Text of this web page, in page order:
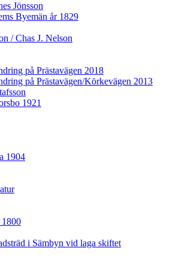
Jönsson
Byemän år 1829
/ Chas J. Nelson
på Prästavägen 2018
på Prästavägen/Körkevägen 2013
1921
1904
i Sämbyn vid laga skiftet